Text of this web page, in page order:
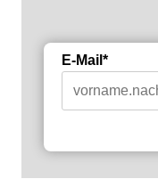
E-Mail*